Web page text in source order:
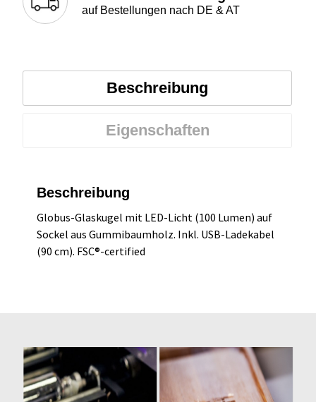
auf Bestellungen nach DE & AT
Beschreibung
Eigenschaften
Beschreibung
Globus-Glaskugel mit LED-Licht (100 Lumen) auf
Sockel aus Gummibaumholz. Inkl. USB-Ladekabel
(90 cm). FSC®-certified